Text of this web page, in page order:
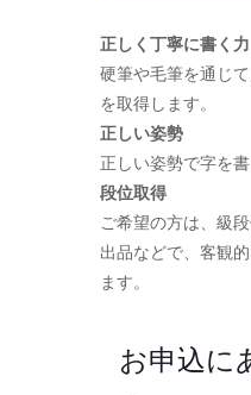
正しく丁寧に書く力
硬筆や毛筆を通じ
を取得します。
正しい姿勢
正しい姿勢で字を
段位取得
ご希望の方は、級
出品などで、客観
ます。
お申込に